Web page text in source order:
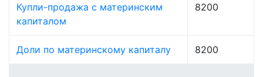
Купли-продажа с материнским
капиталом
8200
Доли по материнскому капиталу 8200